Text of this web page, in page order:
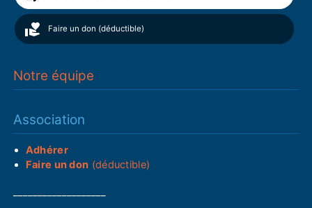
Faire un don (déductible)
Notre équipe
Association
Adhérer
Faire un don (déductible)